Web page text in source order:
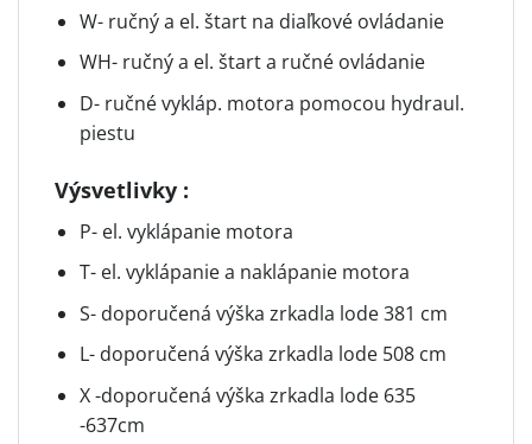
W- ručný a el. štart na diaľkové ovládanie
WH- ručný a el. štart a ručné ovládanie
D- ručné vykláp. motora pomocou hydraul.
piestu
Výsvetlivky :
P- el. vyklápanie motora
T- el. vyklápanie a naklápanie motora
S- doporučená výška zrkadla lode 381 cm
L- doporučená výška zrkadla lode 508 cm
X -doporučená výška zrkadla lode 635
-637cm